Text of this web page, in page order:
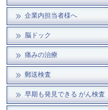
企業内担当者様へ
脳ドック
痛みの治療
郵送検査
早期も発見できる がん検査